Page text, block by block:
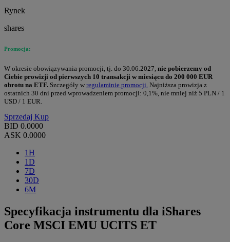
Rynek
shares
Promocja:
W okresie obowiązywania promocji, tj. do 30.06.2027, nie pobierzemy od
Ciebie prowizji od pierwszych 10 transakcji w miesiącu do 200 000 EUR
obrotu na ETF. Szczegóły w regulaminie promocji. Najniższa prowizja z
ostatnich 30 dni przed wprowadzeniem promocji: 0,1%, nie mniej niż 5 PLN / 1
USD / 1 EUR.
Sprzedaj Kup
BID 0.0000
ASK 0.0000
1H
1D
7D
30D
6M
Specyfikacja instrumentu dla iShares
Core MSCI EMU UCITS ET